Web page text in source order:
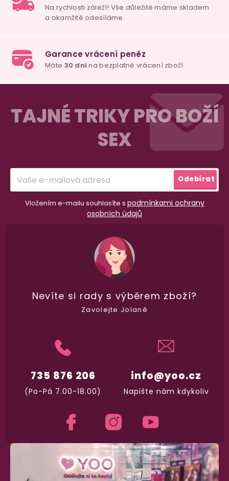
Do košíku
98% spokojenost
recenzí ověřených zakazníků
100% diskrétní balení
vypadá balíček
Dodání do 2. dne
Na rychlosti záleží! Vše důležité máme
Garance vrácení peněz
Máte30 dnína bezplatné vrácení zboží
TAJNÉ TRIKY PRO BOŽÍ
SEX
Vložením e-mailu souhlasíte s podmínkami ochrany
osobních údajů
Odebírat
info@yoo.cz
Napište nám kdykoliv
735 876 206
(Po-Pá 7.00-18.00)
Nevíte si rady s výběrem zboží?
Zavolejte Jolaně